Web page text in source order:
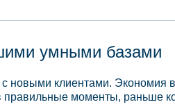
умными базами
новыми клиентами. Экономия
правильные моменты, раньше